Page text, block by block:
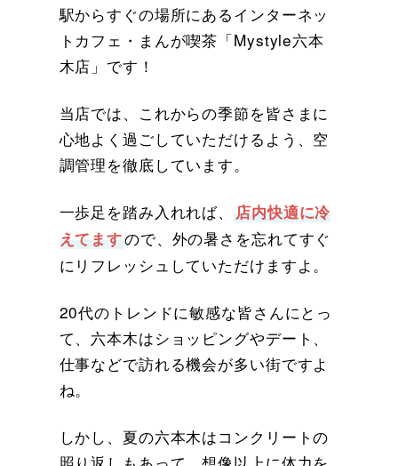
駅からすぐの場所にあるインターネッ
トカフェ・まんが喫茶「Mystyle六本
木店」です！
当店では、これからの季節を皆さまに
心地よく過ごしていただけるよう、空
調管理を徹底しています。
一歩足を踏み入れれば、
店内快適に冷
えてますので、外の暑さを忘れてすぐ
にリフレッシュしていただけますよ。
20代のトレンドに敏感な皆さんにとっ
て、六本木はショッピングやデート、
仕事などで訪れる機会が多い街ですよ
ね。
しかし、夏の六本木はコンクリートの